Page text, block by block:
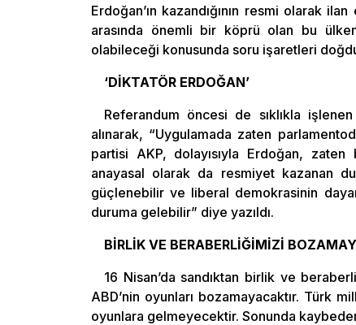
Erdoğan’ın kazandığının resmi olarak
arasında önemli bir köprü olan bu
olabileceği konusunda soru işaretleri
‘DİKTATÖR ERDOĞAN’
Referandum öncesi de sıklıkla
alınarak, “Uygulamada zaten
partisi AKP, dolayısıyla Erdoğan,
anayasal olarak da resmiyet kazanan
güçlenebilir ve liberal demokrasinin
duruma gelebilir” diye yazıldı.
BİRLİK VE BERABERLİĞİMİZİ
16 Nisan’da sandıktan birlik ve
ABD’nin oyunları bozamayacaktır. Türk
oyunlara gelmeyecektir. Sonunda